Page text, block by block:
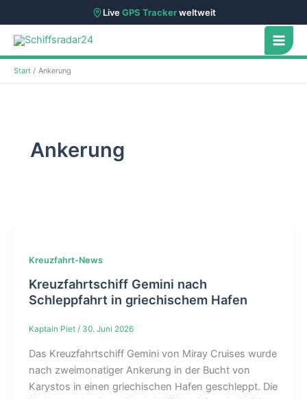
LiveGPS Trackerweltweit
Zum
Inhalt
springen
Start Ankerung
Ankerung
Kreuzfahrt-News
Kreuzfahrtschiff Gemini nach
Schleppfahrt in griechischem Hafen
Kaptain Piet / 30. Juni 2026
Das Kreuzfahrtschiff Gemini von Miray Cruises wurde
nach zweimonatiger Ankerung in der Bucht von
Karystos in einen griechischen Hafen geschleppt. Die